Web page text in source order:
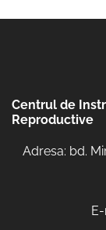
Centrul de
Reproductive
Adresa: bd.